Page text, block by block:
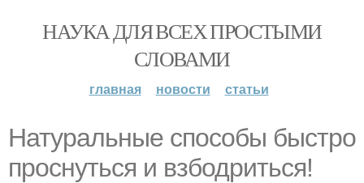
НАУКА ДЛЯ ВСЕХ ПРОСТЫМИ
СЛОВАМИ
главная новости статьи
Натуральные способы быстро
проснуться и взбодриться!